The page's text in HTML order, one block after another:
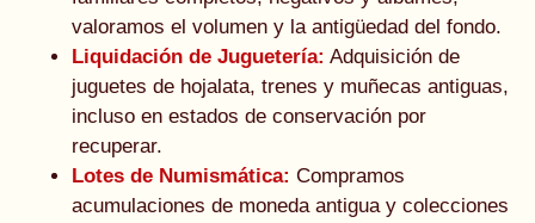
valoramos el volumen y la antigüedad del fondo.
Liquidación de Juguetería: Adquisición de
juguetes de hojalata, trenes y muñecas antiguas,
incluso en estados de conservación por
recuperar.
Lotes de Numismática: Compramos
acumulaciones de moneda antigua y colecciones